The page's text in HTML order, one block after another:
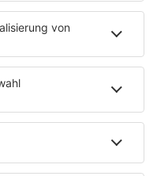
Deutschland.
diese Rechtswahl nur,
zwingende
Staates des
Verbrauchers
wird.